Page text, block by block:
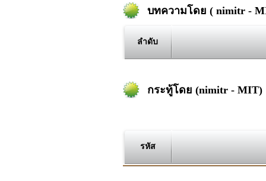
บทความโดย ( nimitr -
ลำดับ
กระทู้โดย (nimitr - MIT)
รหัส